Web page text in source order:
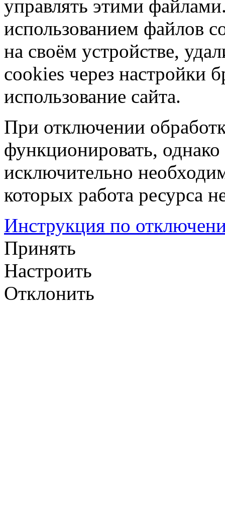
управлять этими
использованием файлов
на своём устройстве,
cookies через настройки
использование сайта.
При отключении
функционировать, однако
исключительно
которых работа ресурса
Инструкция по
Принять
Настроить
Отклонить